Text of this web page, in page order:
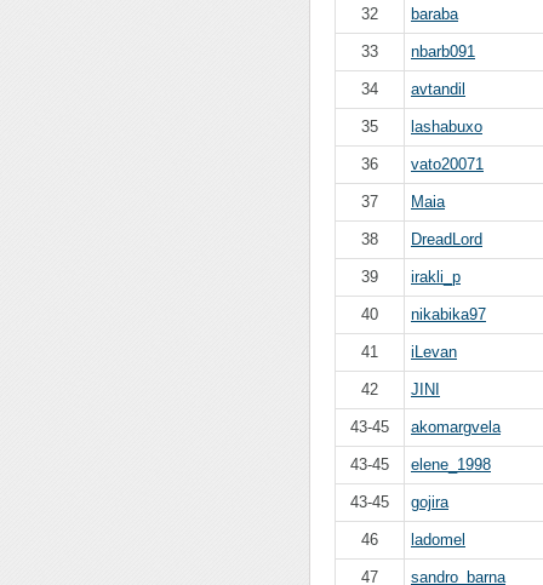
32 baraba
33 nbarb091
34 avtandil
35 lashabuxo
36 vato20071
37 Maia
38 DreadLord
39 irakli_p
40 nikabika97
41 iLevan
42 JINI
43-45 akomargvela
43-45 elene_1998
43-45 gojira
46 ladomel
47 sandro_barna